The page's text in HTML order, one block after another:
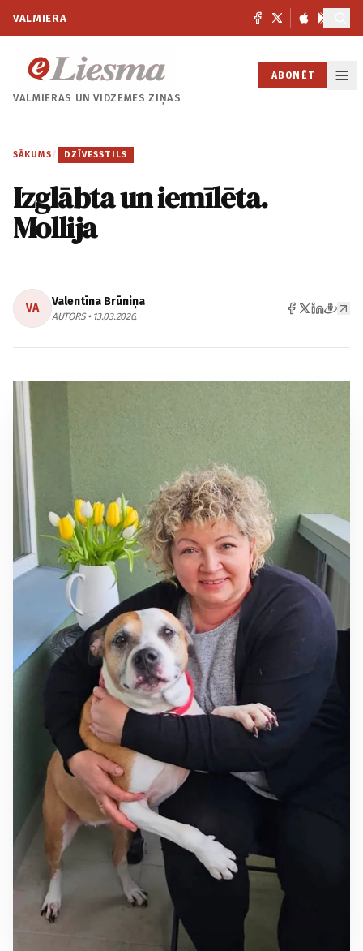
VALMIERA
VALMIERAS UNVIDZEMES ZIŅAS
ABONĒT
SĀKUMS / DZĪVESSTILS
Izglābta un iemīlēta.
Mollija
VA Valentīna Brūniņa
AUTORS • 13.03.2026.